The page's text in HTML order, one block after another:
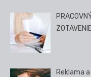
Reklama